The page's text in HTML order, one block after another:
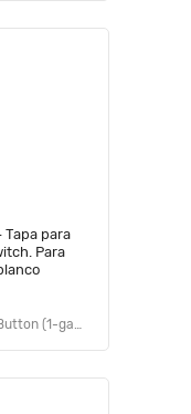
para
Para
AJAX / AJX1220012 / Ajax SoloButton (1-gang) [120] white